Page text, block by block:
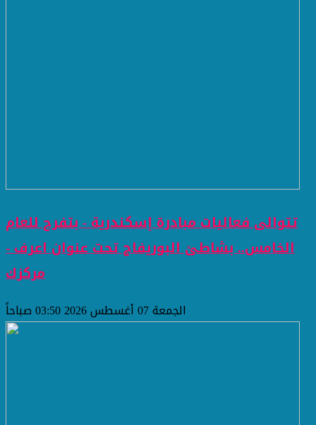
تتوالى فعاليات مبادرة إسكندرية - بتفرح للعام
الخامس.. بشاطئ البوريفاج تحت عنوان اعرف -
مركزك
الجمعة 07 أغسطس 2026 03:50 صباحاً